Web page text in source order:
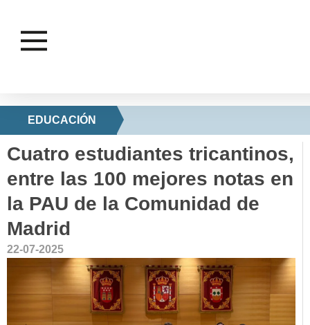
EDUCACIÓN
Cuatro estudiantes tricantinos,
entre las 100 mejores notas en
la PAU de la Comunidad de
Madrid
22-07-2025